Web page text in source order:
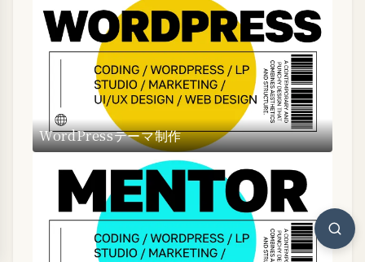
WordPressテーマ制作